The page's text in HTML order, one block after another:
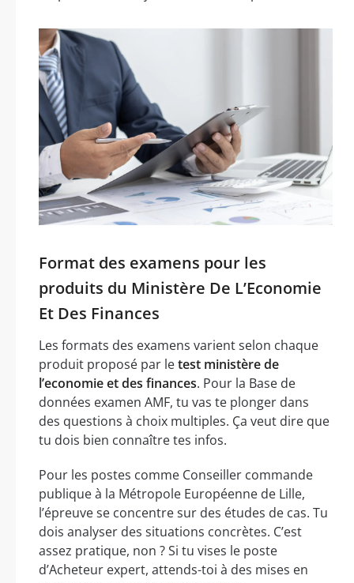
Format des examens pour les
produits du Ministère De L’Economie
Et Des Finances
Les formats des examens varient selon chaque
produit proposé par letest ministère de
l’economie et des finances. Pour la Base de
données examen AMF, tu vas te plonger dans
des questions à choix multiples. Ça veut dire que
tu dois bien connaître tes infos.
Pour les postes comme Conseiller commande
publique à la Métropole Européenne de Lille,
l’épreuve se concentre sur des études de cas. Tu
dois analyser des situations concrètes. C’est
assez pratique, non ? Si tu vises le poste
d’Acheteur expert, attends-toi à des mises en